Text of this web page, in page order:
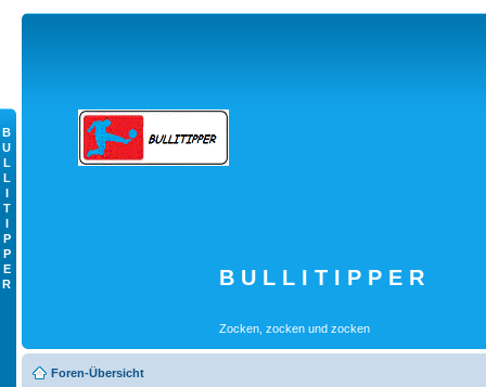
B
U
L
L
I
T
I
P
P
E
R
B U L L I T I P P E R
Zocken, zocken und zocken
Foren-Übersicht